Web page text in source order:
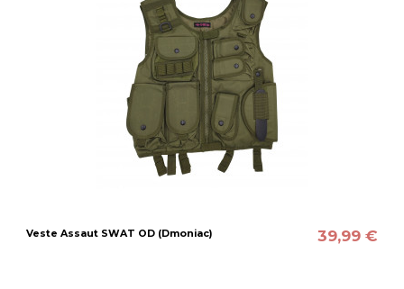
Veste Assaut SWAT OD (Dmoniac) 39,99 €